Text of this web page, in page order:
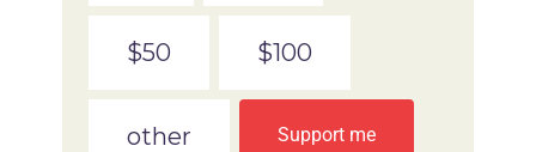
$50 $100
other Support me